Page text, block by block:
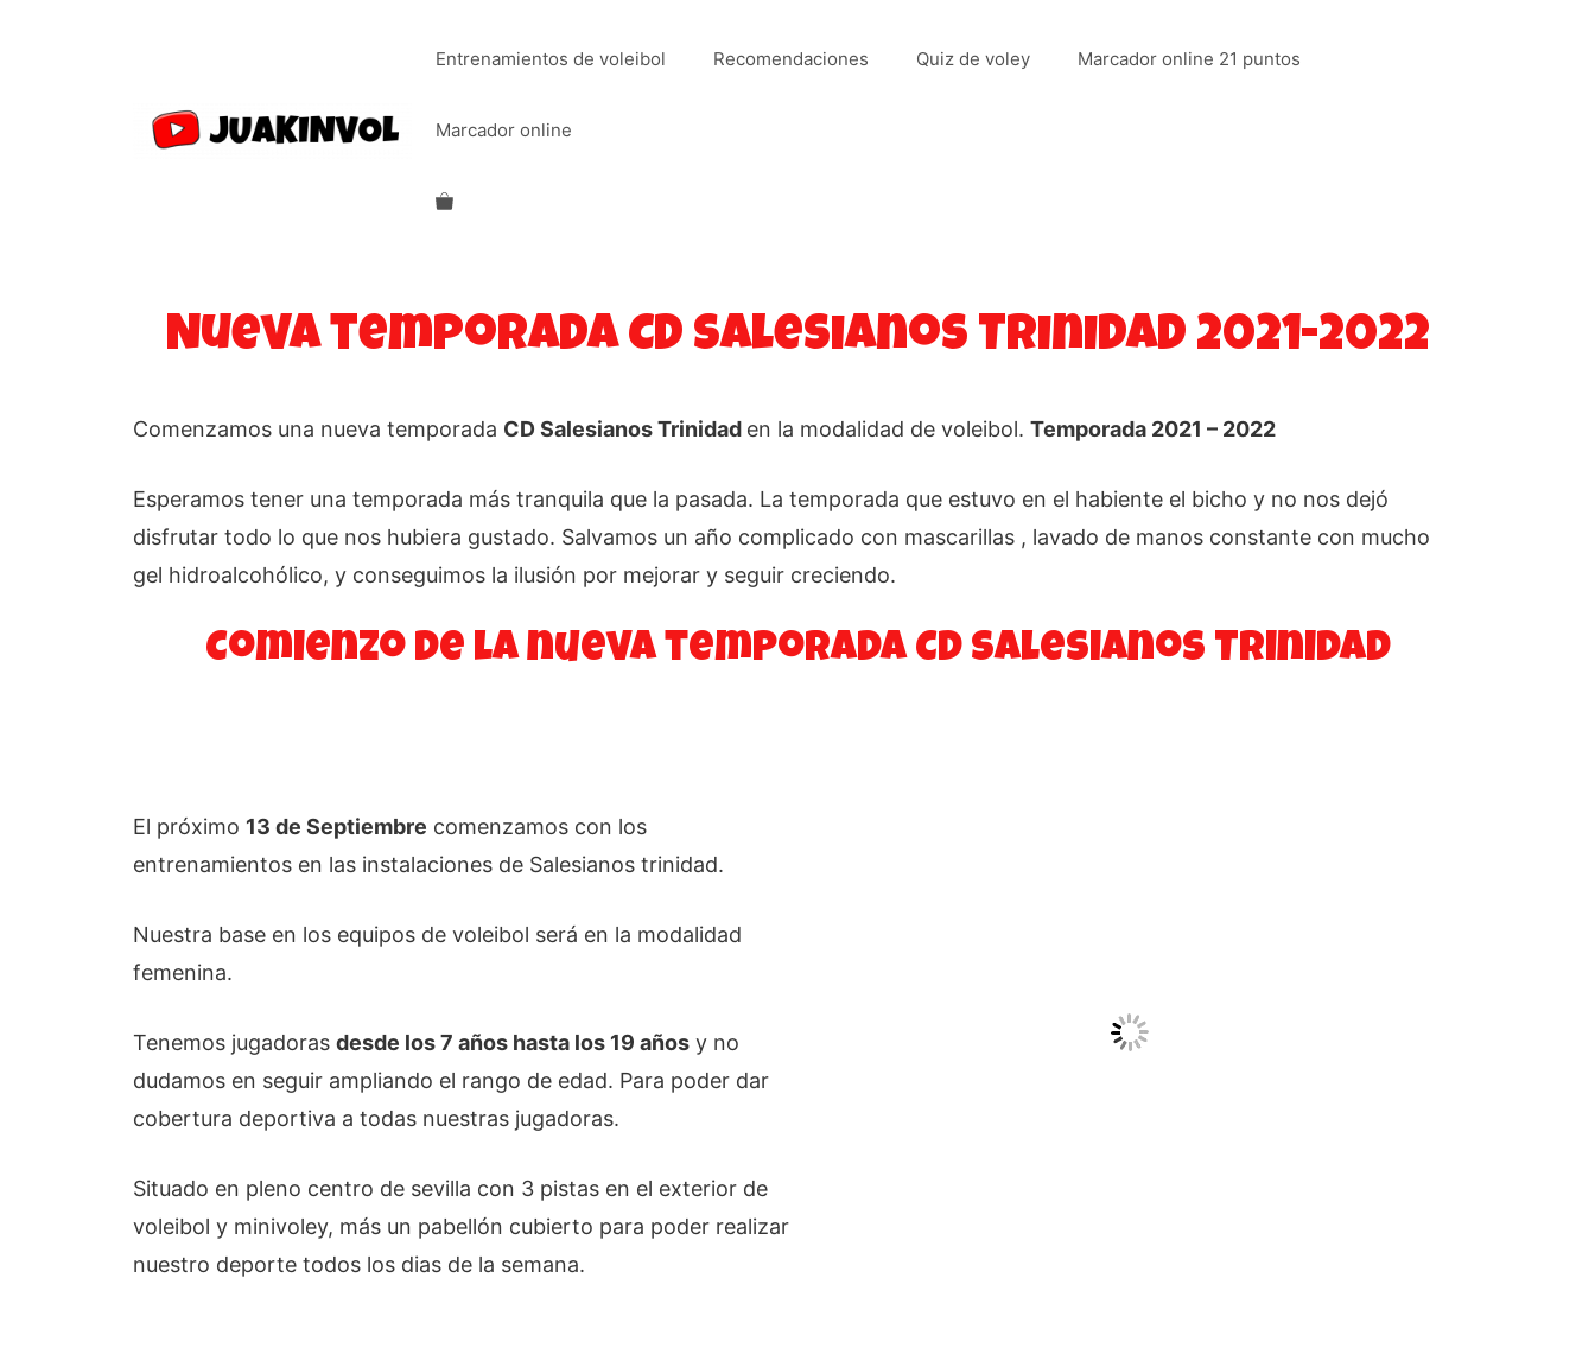
Entrenamientos de voleibol Recomendaciones Quiz de voley Marcador online 21 puntos
Marcador online
Nueva temporada CD Salesianos Trinidad 2021-2022
Comenzamos una nueva temporada CD Salesianos Trinidad en la modalidad de voleibol. Temporada 2021 – 2022
Esperamos tener una temporada más tranquila que la pasada. La temporada que estuvo en el habiente el bicho y no nos dejó
disfrutar todo lo que nos hubiera gustado. Salvamos un año complicado con mascarillas , lavado de manos constante con mucho
gel hidroalcohólico, y conseguimos la ilusión por mejorar y seguir creciendo.
Comienzo de la nueva temporada CD Salesianos Trinidad
El próximo 13 de Septiembre comenzamos con los
entrenamientos en las instalaciones de Salesianos trinidad.
Nuestra base en los equipos de voleibol será en la modalidad
femenina.
Tenemos jugadoras desde los 7 años hasta los 19 años y no
dudamos en seguir ampliando el rango de edad. Para poder dar
cobertura deportiva a todas nuestras jugadoras.
Situado en pleno centro de sevilla con 3 pistas en el exterior de
voleibol y minivoley, más un pabellón cubierto para poder realizar
nuestro deporte todos los dias de la semana.